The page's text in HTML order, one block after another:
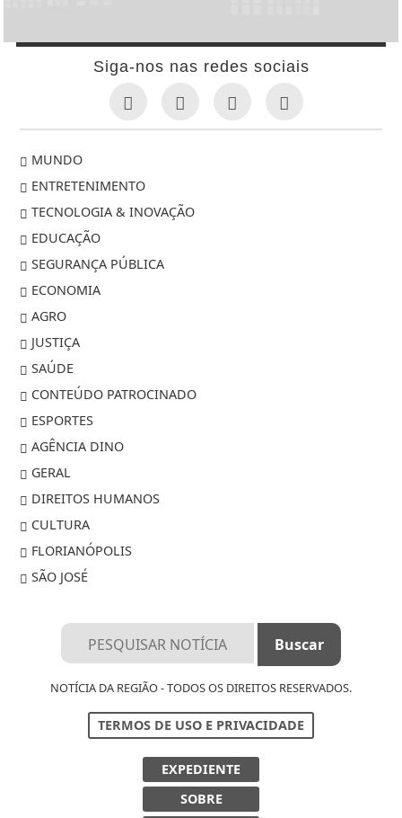
Siga-nos nas redes sociais
MUNDO
ENTRETENIMENTO
TECNOLOGIA & INOVAÇÃO
EDUCAÇÃO
SEGURANÇA PÚBLICA
ECONOMIA
AGRO
JUSTIÇA
SAÚDE
CONTEÚDO PATROCINADO
ESPORTES
AGÊNCIA DINO
GERAL
DIREITOS HUMANOS
CULTURA
FLORIANÓPOLIS
SÃO JOSÉ
NOTÍCIA DA REGIÃO - TODOS OS DIREITOS RESERVADOS.
TERMOS DE USO E PRIVACIDADE
EXPEDIENTE
SOBRE
Termos de Uso e Privacidade
Esse site utiliza cookies para melhorar sua
experiência de navegação. Ao continuar o acesso,